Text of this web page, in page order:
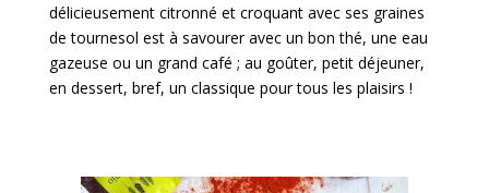
délicieusement citronné et croquant avec ses graines
de tournesol est à savourer avec un bon thé, une eau
gazeuse ou un grand café ; au goûter, petit déjeuner,
en dessert, bref, un classique pour tous les plaisirs !